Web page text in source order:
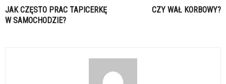
JAK CZĘSTO PRAC TAPICERKĘ
W SAMOCHODZIE?
CZY WAŁ KORBOWY?